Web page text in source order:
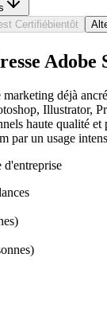
Certifiébientôt
Adobe
déjà
Illustrator,
haute qualité
par un usage